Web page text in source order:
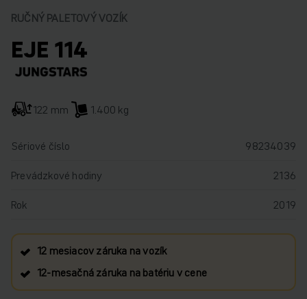
RUČNÝ PALETOVÝ VOZÍK
EJE 114
122 mm 1.400 kg
Sériové číslo
98234039
Prevádzkové hodiny
2136
Rok
2019
12 mesiacov záruka na vozík
12‑mesačná záruka na batériu v cene